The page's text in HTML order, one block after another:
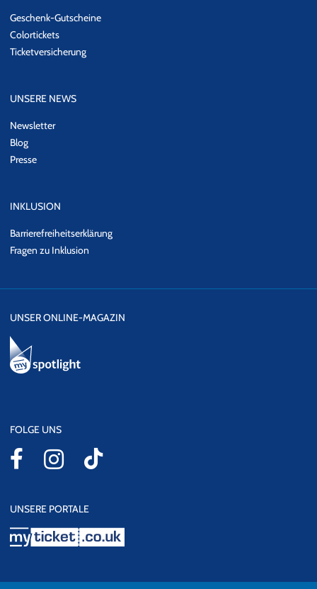
Geschenk-Gutscheine
Colortickets
Ticketversicherung
UNSERE NEWS
Newsletter
Blog
Presse
INKLUSION
Barrierefreiheitserklärung
Fragen zu Inklusion
UNSER ONLINE-MAGAZIN
FOLGE UNS
UNSERE PORTALE